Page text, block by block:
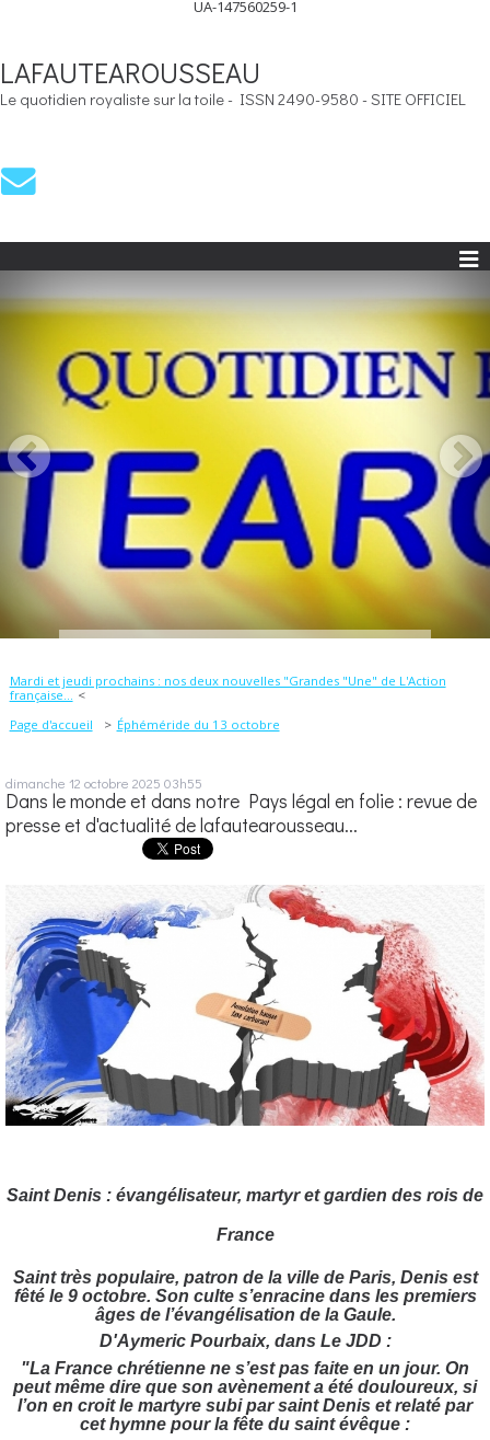
UA-147560259-1
LAFAUTEAROUSSEAU
Le quotidien royaliste sur la toile - ISSN 2490-9580 - SITE OFFICIEL
Mardi et jeudi prochains : nos deux nouvelles "Grandes "Une" de L'Action
française...
Page d'accueil
Éphéméride du 13 octobre
dimanche 12 octobre 2025 03h55
Dans le monde et dans notre Pays légal en folie : revue de
presse et d'actualité de lafautearousseau...
Saint Denis : évangélisateur, martyr et gardien des rois de
France
Saint très populaire, patron de la ville de Paris, Denis est
fêté le 9 octobre. Son culte s’enracine dans les premiers
âges de l’évangélisation de la Gaule.
D'Aymeric Pourbaix, dans Le JDD :
"La France chrétienne ne s’est pas faite en un jour. On
peut même dire que son avènement a été douloureux, si
l’on en croit le martyre subi par saint Denis et relaté par
cet hymne pour la fête du saint évêque :